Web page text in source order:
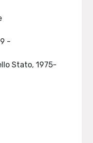
-
Stato, 1975-